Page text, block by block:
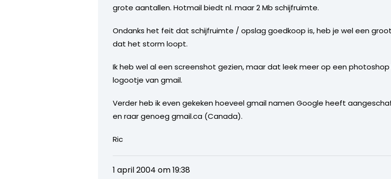
grote aantallen. Hotmail biedt nl. maar 2 Mb schijfruimte.
Ondanks het feit dat schijfruimte / opslag goedkoop is, heb je wel een
dat het storm loopt.
Ik heb wel al een screenshot gezien, maar dat leek meer op een
logootje van gmail.
Verder heb ik even gekeken hoeveel gmail namen Google heeft
en raar genoeg gmail.ca (Canada).
Ric
1 april 2004 om 19:38